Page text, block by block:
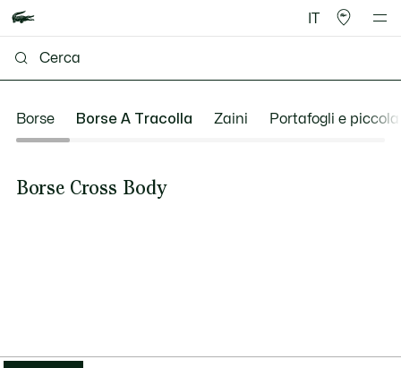
IT
Borse Borse A Tracolla Zaini Portafogli e
Borse Cross Body